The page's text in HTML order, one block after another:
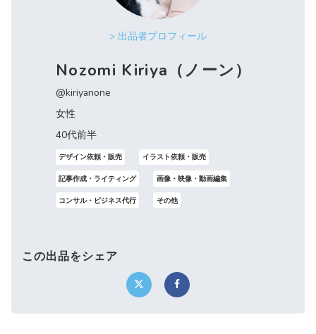
> 出品者プロフィール
Nozomi Kiriya（ノーン）
@kiriyanone
女性
40代前半
デザイン依頼・販売 イラスト依頼・販売
記事作成・ライティング 画像・映像・動画編集
コンサル・ビジネス代行 その他
この出品をシェア